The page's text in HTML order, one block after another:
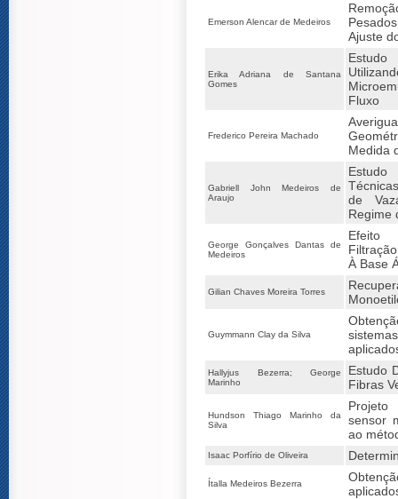
Emerson Alencar de Medeiros
Ajuste
Erika Adriana de Santana
Gomes
Estudo
Fluxo
Frederico Pereira Machado
Medida
Gabriell John Medeiros de
Araujo
de
Regime
George Gonçalves Dantas de
Medeiros
Efeito
À Base
Gilian Chaves Moreira Torres
Guymmann Clay da Silva
Hallyjus Bezerra; George
Marinho
Estudo
Fibras
Hundson Thiago Marinho da
Silva
sensor
ao
Isaac Porfírio de Oliveira
Ítalla Medeiros Bezerra